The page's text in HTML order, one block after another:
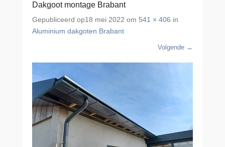
Dakgoot montage Brabant
Gepubliceerd op18 mei 2022 om 541 × 406 in
Aluminium dakgoten Brabant
Volgende →